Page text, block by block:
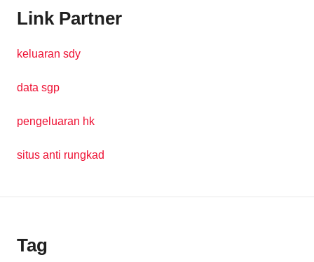
Link Partner
keluaran sdy
data sgp
pengeluaran hk
situs anti rungkad
Tag